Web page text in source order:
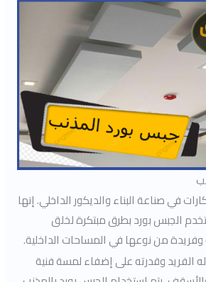
في صناعة البناء والديكور الداخلي. إنها
الجبس بورد بطرق مبتكرة لخلق
وفريدة من نوعها في المساحات الداخلية.
الفريد وقدرته على إضفاء لمسة فنية